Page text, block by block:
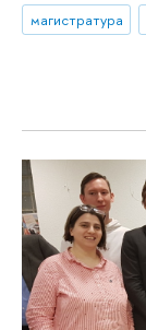
магистратура